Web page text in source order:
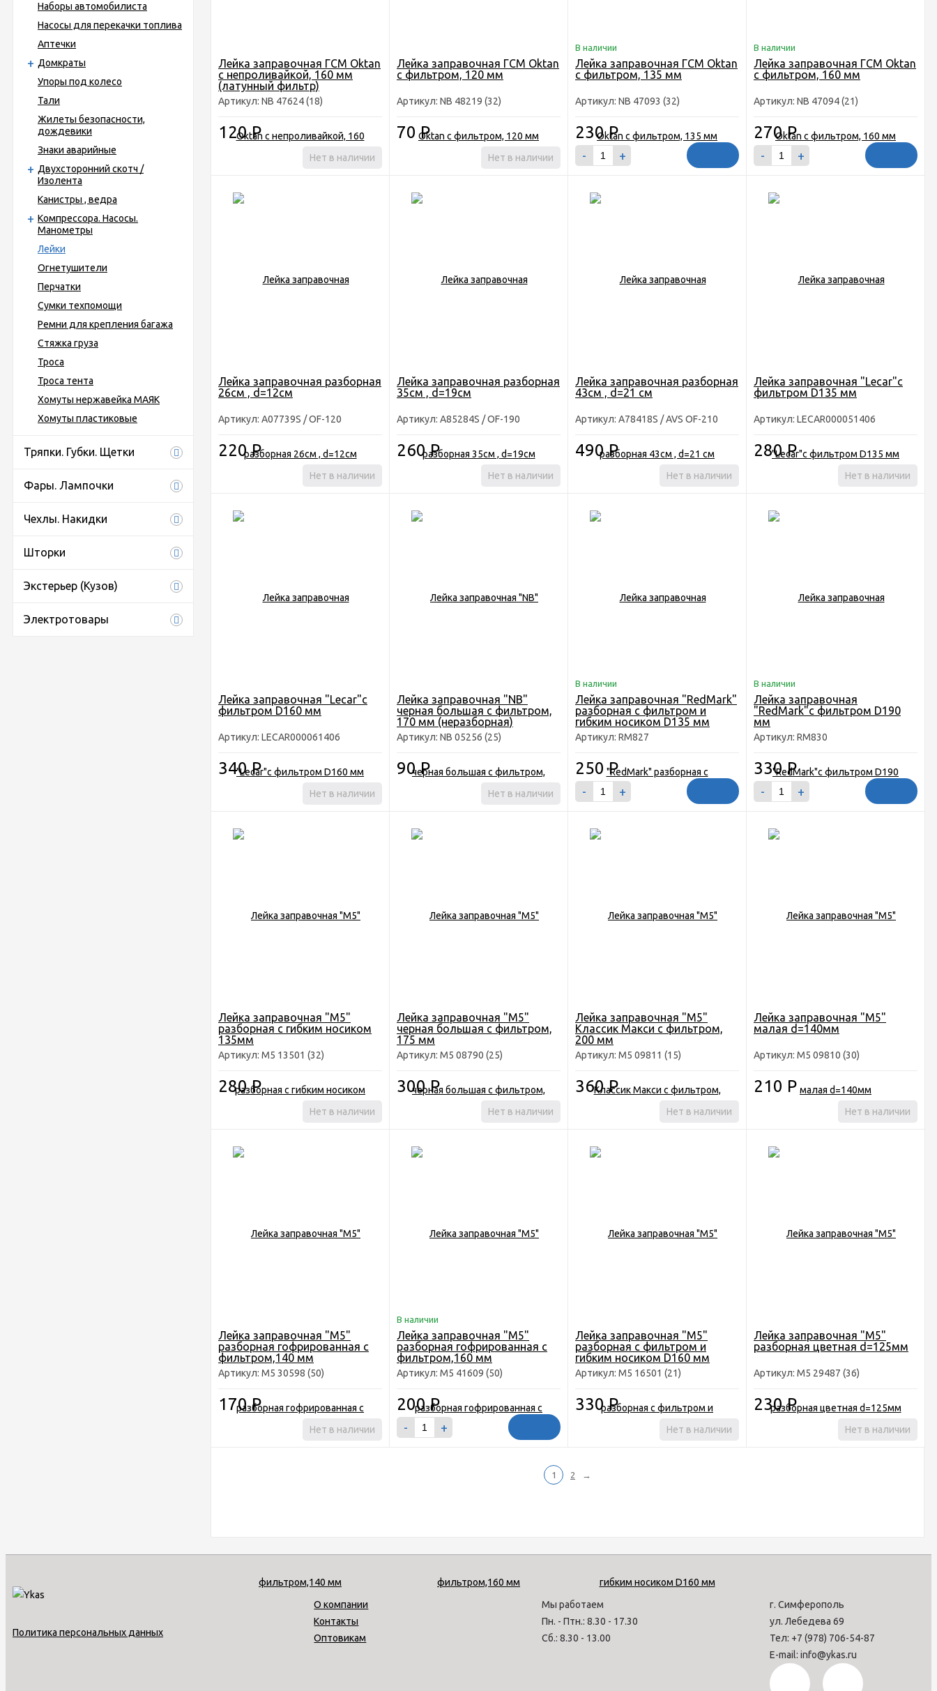
Наборы автомобилиста
Насосы для перекачки топлива
Аптечки
Домкраты
Упоры под колесо
Тали
Жилеты безопасности,
дождевики
Знаки аварийные
Двухсторонний скотч /
Изолента
Канистры , ведра
Компрессора. Насосы.
Манометры
Лейки
Огнетушители
Перчатки
Сумки техпомощи
Ремни для крепления багажа
Стяжка груза
Троса
Троса тента
Хомуты нержавейка МАЯК
Хомуты пластиковые
Тряпки. Губки. Щетки
Фары. Лампочки
Чехлы. Накидки
Шторки
Экстерьер (Кузов)
Электротовары
Лейка заправочная ГСМ Oktan
с непроливайкой, 160 мм
(латунный фильтр)
Артикул: NB 47624 (18)
120Р
Нет в наличии
Лейка заправочная ГСМ Oktan
с фильтром, 120 мм
Артикул: NB 48219 (32)
70Р
Нет в наличии
В наличии
Лейка заправочная ГСМ Oktan
с фильтром, 135 мм
Артикул: NB 47093 (32)
230Р
- +
В наличии
Лейка заправочная ГСМ Oktan
с фильтром, 160 мм
Артикул: NB 47094 (21)
270Р
- +
Лейка заправочная разборная
26см , d=12см
Артикул: A07739S / OF-120
220Р
Нет в наличии
Лейка заправочная разборная
35см , d=19см
Артикул: A85284S / OF-190
260Р
Нет в наличии
Лейка заправочная разборная
43см , d=21 см
Артикул: A78418S / AVS OF-210
490Р
Нет в наличии
Лейка заправочная "Lecar"с
фильтром D135 мм
Артикул: LECAR000051406
280Р
Нет в наличии
Лейка заправочная "Lecar"с
фильтром D160 мм
Артикул: LECAR000061406
340Р
Нет в наличии
Лейка заправочная "NB"
черная большая с фильтром,
170 мм (неразборная)
Артикул: NB 05256 (25)
90Р
Нет в наличии
В наличии
Лейка заправочная "RedMark"
разборная с фильтром и
гибким носиком D135 мм
Артикул: RM827
250Р
- +
В наличии
Лейка заправочная
"RedMark"с фильтром D190
мм
Артикул: RM830
330Р
- +
Лейка заправочная "М5"
разборная с гибким носиком
135мм
Артикул: M5 13501 (32)
280Р
Нет в наличии
Лейка заправочная "М5"
черная большая с фильтром,
175 мм
Артикул: М5 08790 (25)
300Р
Нет в наличии
Лейка заправочная "М5"
Классик Макси с фильтром,
200 мм
Артикул: М5 09811 (15)
360Р
Нет в наличии
Лейка заправочная "М5"
малая d=140мм
Артикул: М5 09810 (30)
210 Р
Нет в наличии
Лейка заправочная "М5"
разборная гофрированная с
фильтром,140 мм
Артикул: М5 30598 (50)
170Р
Нет в наличии
В наличии
Лейка заправочная "М5"
разборная гофрированная с
фильтром,160 мм
Артикул: М5 41609 (50)
200Р
- +
Лейка заправочная "М5"
разборная с фильтром и
гибким носиком D160 мм
Артикул: М5 16501 (21)
330Р
Нет в наличии
Лейка заправочная "М5"
разборная цветная d=125мм
Артикул: М5 29487 (36)
230Р
Нет в наличии
1 2 →
Политика персональных данных
О компании
Контакты
Оптовикам
Мы работаем
Пн. - Птн.: 8.30 - 17.30
Сб.: 8.30 - 13.00
г. Симферополь
ул. Лебедева 69
Тел: +7 (978) 706-54-87
E-mail: info@ykas.ru